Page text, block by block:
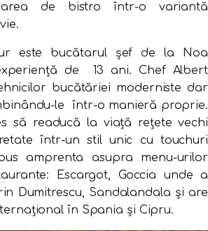
de bistro într-o variantă
este bucătarul șef de la Noa
de 13 ani. Chef Albert
bucătăriei moderniste dar
le într-o manieră proprie.
să readucă la viață rețete vechi
într-un stil unic cu touchuri
amprenta asupra menu-urilor
Escargot, Goccia unde a
Dumitrescu, Sandalandala și are
în Spania și Cipru.